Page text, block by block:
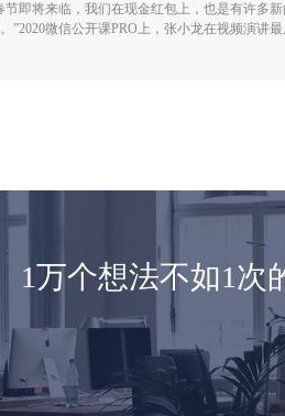
节即将来临，我们在现金红包上，也是有许多
”2020微信公开课PRO上，张小龙在视频演讲
1万个想法不如1次